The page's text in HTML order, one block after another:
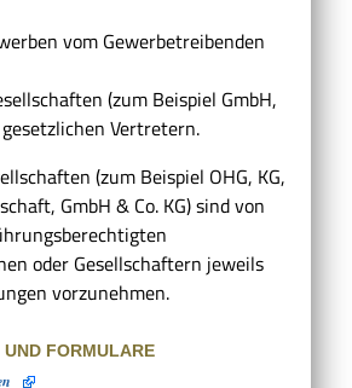
vom Gewerbetreibenden
(zum Beispiel GmbH,
Vertretern.
(zum Beispiel OHG, KG,
GmbH & Co. KG) sind von
oder Gesellschaftern jeweils
vorzunehmen.
FORMULARE